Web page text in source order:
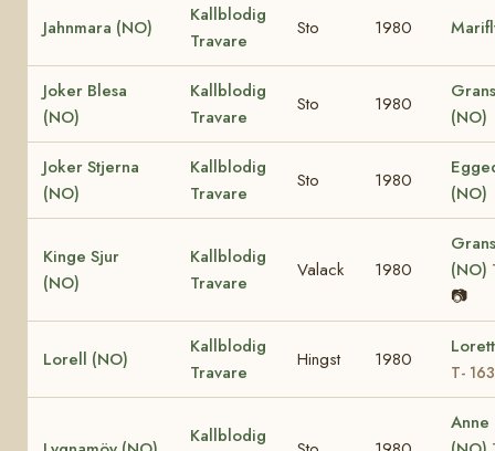
Jahnmara (NO)
Kallblodig
Travare
Sto 1980
Joker Blesa
(NO)
Kallblodig
Travare
Sto 1980
(NO)
Joker Stjerna
(NO)
Kallblodig
Travare
Sto 1980
(NO)
Kinge Sjur
(NO)
Kallblodig
Travare
Valack 1980
(NO)
📷
Lorell (NO)
Kallblodig
Travare
Hingst 1980
T-
Kallblodig
Anne